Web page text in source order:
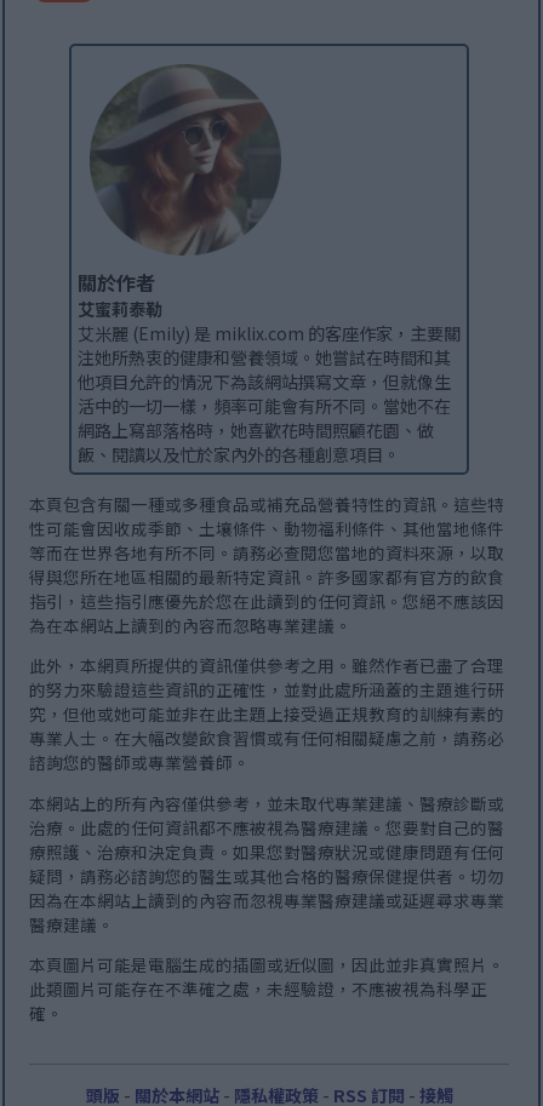
關於作者
艾蜜莉泰勒
艾米麗 (Emily) 是 miklix.com 的客座作家，主要關
注她所熱衷的健康和營養領域。她嘗試在時間和其
他項目允許的情況下為該網站撰寫文章，但就像生
活中的一切一樣，頻率可能會有所不同。當她不在
網路上寫部落格時，她喜歡花時間照顧花園、做
飯、閱讀以及忙於家內外的各種創意項目。
本頁包含有關一種或多種食品或補充品營養特性的資訊。這些特
性可能會因收成季節、土壤條件、動物福利條件、其他當地條件
等而在世界各地有所不同。請務必查閱您當地的資料來源，以取
得與您所在地區相關的最新特定資訊。許多國家都有官方的飲食
指引，這些指引應優先於您在此讀到的任何資訊。您絕不應該因
為在本網站上讀到的內容而忽略專業建議。
此外，本網頁所提供的資訊僅供參考之用。雖然作者已盡了合理
的努力來驗證這些資訊的正確性，並對此處所涵蓋的主題進行研
究，但他或她可能並非在此主題上接受過正規教育的訓練有素的
專業人士。在大幅改變飲食習慣或有任何相關疑慮之前，請務必
諮詢您的醫師或專業營養師。
本網站上的所有內容僅供參考，並未取代專業建議、醫療診斷或
治療。此處的任何資訊都不應被視為醫療建議。您要對自己的醫
療照護、治療和決定負責。如果您對醫療狀況或健康問題有任何
疑問，請務必諮詢您的醫生或其他合格的醫療保健提供者。切勿
因為在本網站上讀到的內容而忽視專業醫療建議或延遲尋求專業
醫療建議。
本頁圖片可能是電腦生成的插圖或近似圖，因此並非真實照片。
此類圖片可能存在不準確之處，未經驗證，不應被視為科學正
確。
頭版 - 關於本網站- 隱私權政策- RSS 訂閱 - 接觸